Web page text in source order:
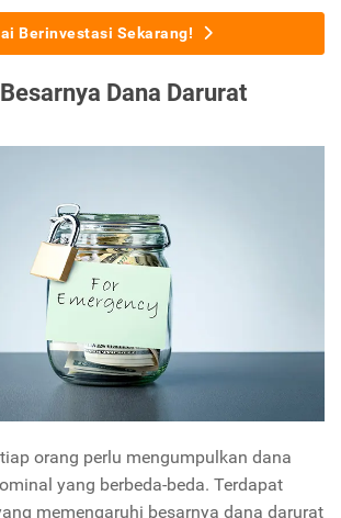
Berinvestasi Sekarang!
Dana Darurat
orang perlu mengumpulkan dana
yang berbeda-beda. Terdapat
memengaruhi besarnya dana darurat